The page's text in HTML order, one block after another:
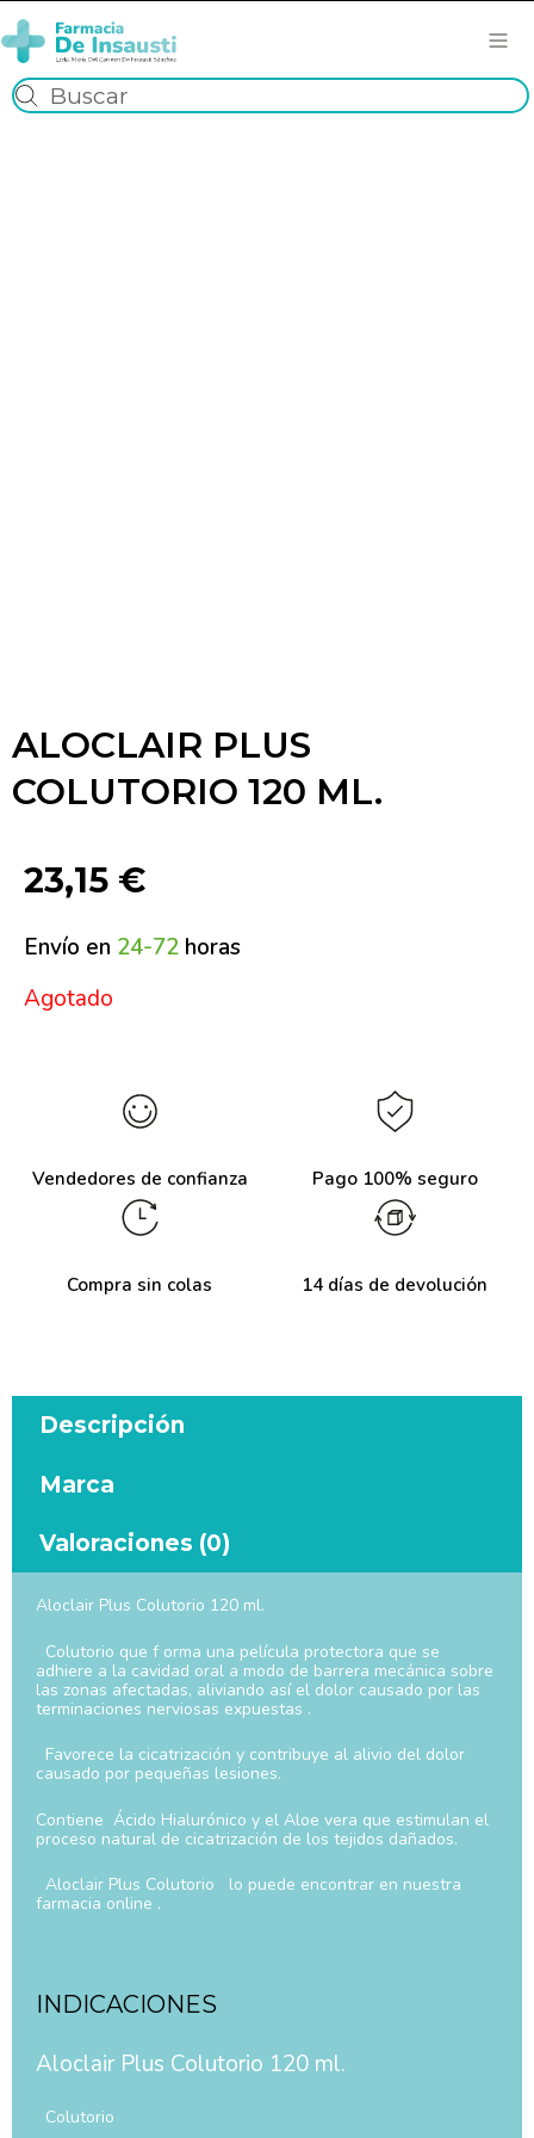
ALOCLAIR PLUS
COLUTORIO 120 ML.
23,15 €
Envío en 24-72 horas
Agotado
Vendedores de confianza Pago 100% seguro
Compra sin colas 14 días de devolución
Descripción
Marca
Valoraciones (0)
Aloclair Plus Colutorio 120 ml.
Colutorio que f orma una película protectora que se
adhiere a la cavidad oral a modo de barrera mecánica sobre
las zonas afectadas, aliviando así el dolor causado por las
terminaciones nerviosas expuestas .
Favorece la cicatrización y contribuye al alivio del dolor
causado por pequeñas lesiones.
Contiene Ácido Hialurónico y el Aloe vera que estimulan el
proceso natural de cicatrización de los tejidos dañados.
Aloclair Plus Colutorio lo puede encontrar en nuestra
farmacia online .
INDICACIONES
Aloclair Plus Colutorio 120 ml.
Colutorio